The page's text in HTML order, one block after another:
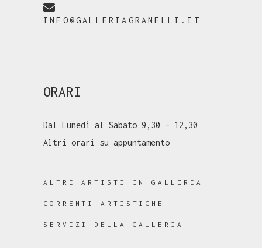
INFO@GALLERIAGRANELLI.IT
ORARI
Dal Lunedì al Sabato 9,30 – 12,30
Altri orari su appuntamento
ALTRI ARTISTI IN GALLERIA
CORRENTI ARTISTICHE
SERVIZI DELLA GALLERIA